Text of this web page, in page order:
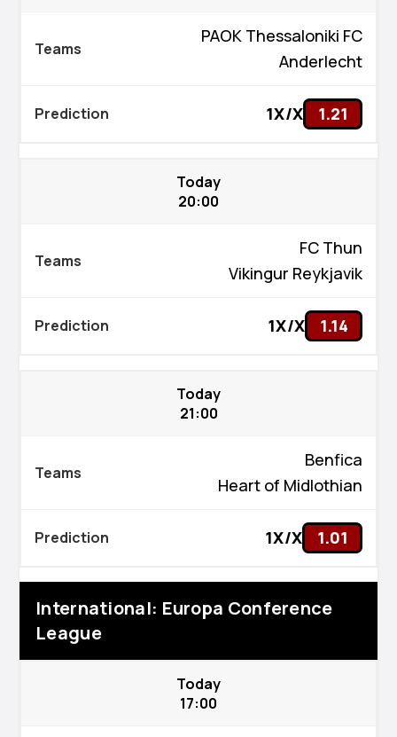
PAOK Thessaloniki FC
Anderlecht
1X/X 1.21
Today
20:00
FC Thun
Vikingur Reykjavik
1X/X 1.14
Today
21:00
Benfica
Heart of Midlothian
1X/X 1.01
International: Europa Conference
League
Today
17:00